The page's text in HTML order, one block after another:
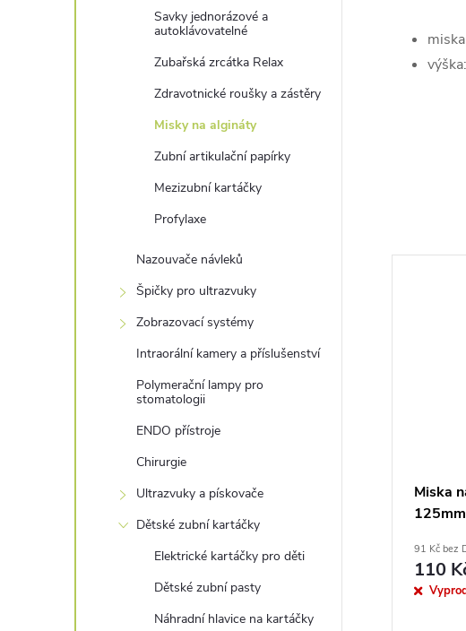
Savky jednorázové a
autoklávovatelné
Zubařská zrcátka Relax
Zdravotnické roušky a zástěry
Misky na algináty
Zubní artikulační papírky
Mezizubní kartáčky
Profylaxe
Nazouvače návleků
Špičky pro ultrazvuky
Zobrazovací systémy
Intraorální kamery a příslušenství
Polymerační lampy pro
stomatologii
ENDO přístroje
Chirurgie
Ultrazvuky a pískovače
Dětské zubní kartáčky
Elektrické kartáčky pro děti
Dětské zubní pasty
Náhradní hlavice na kartáčky
Miska
125mm
91 Kč bez
110